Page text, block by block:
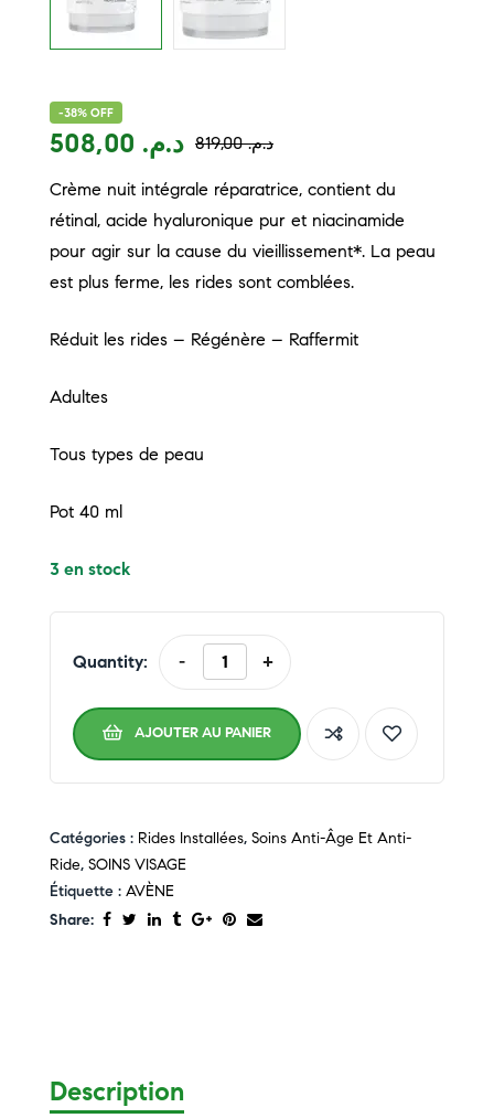
-38% OFF
د.م.819,00 د.م.
Crème nuit intégrale réparatrice, contient du
rétinal, acide hyaluronique pur et niacinamide
pour agir sur la cause du vieillissement*. La peau
est plus ferme, les rides sont comblées.
Réduit les rides – Régénère – Raffermit
Adultes
Tous types de peau
Pot 40 ml
3 en stock
Quantity: - +
AJOUTER AU PANIER
Catégories : Rides Installées, Soins Anti-Âge Et Anti-
Ride, SOINS VISAGE
Étiquette : AVÈNE
Share:
Description